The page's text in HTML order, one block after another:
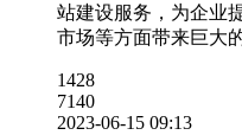
站建设服务，为企业
市场等方面带来巨大
1428
7140
2023-06-15 09:13